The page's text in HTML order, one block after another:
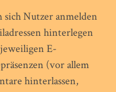
Nutzer anmelden
hinterlegen
E-
(vor allem
hinterlassen,